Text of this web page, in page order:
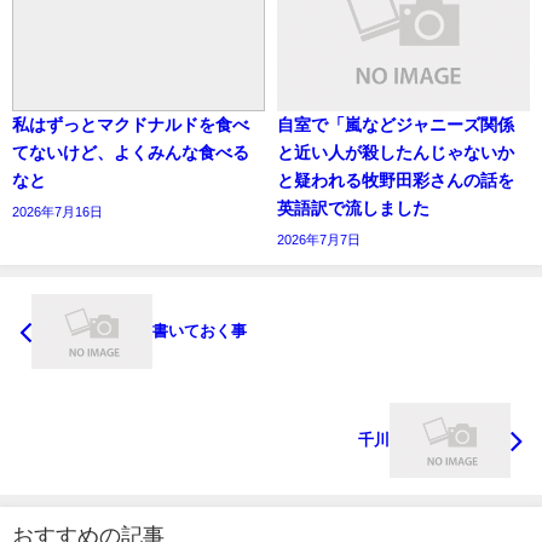
私はずっとマクドナルドを食べ
てないけど、よくみんな食べる
なと
2026年7月16日
自室で「嵐などジャニーズ関係
と近い人が殺したんじゃないか
と疑われる牧野田彩さんの話を
英語訳で流しました
2026年7月7日
書いておく事
千川
おすすめの記事